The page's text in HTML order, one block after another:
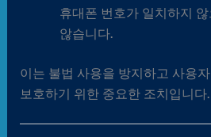
휴대폰 번호가 일치하지
않습니다.
이는 불법 사용을 방지하고 사용
보호하기 위한 중요한 조치입니다.